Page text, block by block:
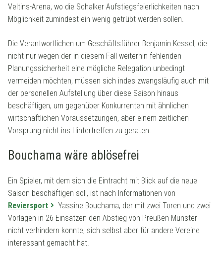
Veltins-Arena, wo die Schalker Aufstiegsfeierlichkeiten nach
Möglichkeit zumindest ein wenig getrübt werden sollen.
Die Verantwortlichen um Geschäftsführer Benjamin Kessel, die
nicht nur wegen der in diesem Fall weiterhin fehlenden
Planungssicherheit eine mögliche Relegation unbedingt
vermeiden möchten, müssen sich indes zwangsläufig auch mit
der personellen Aufstellung über diese Saison hinaus
beschäftigen, um gegenüber Konkurrenten mit ähnlichen
wirtschaftlichen Voraussetzungen, aber einem zeitlichen
Vorsprung nicht ins Hintertreffen zu geraten.
Bouchama wäre ablösefrei
Ein Spieler, mit dem sich die Eintracht mit Blick auf die neue
Saison beschäftigen soll, ist nach Informationen von
Reviersport
Yassine Bouchama, der mit zwei Toren und zwei
Vorlagen in 26 Einsätzen den Abstieg von Preußen Münster
nicht verhindern konnte, sich selbst aber für andere Vereine
interessant gemacht hat.